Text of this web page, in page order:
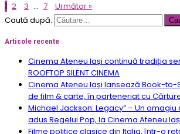
1 2 3 … 7
Următor »
Caută după:
Articole recente
Cinema Ateneu Iași continuă tradiția
ROOFTOP SILENT CINEMA
Cinema Ateneu Iași lansează Book-to-
de film & carte, în parteneriat cu
Michael Jackson: Legacy” – Un
adus Regelui Pop, la Cinema Ateneu
Filme politice clasice din Italia, într-o